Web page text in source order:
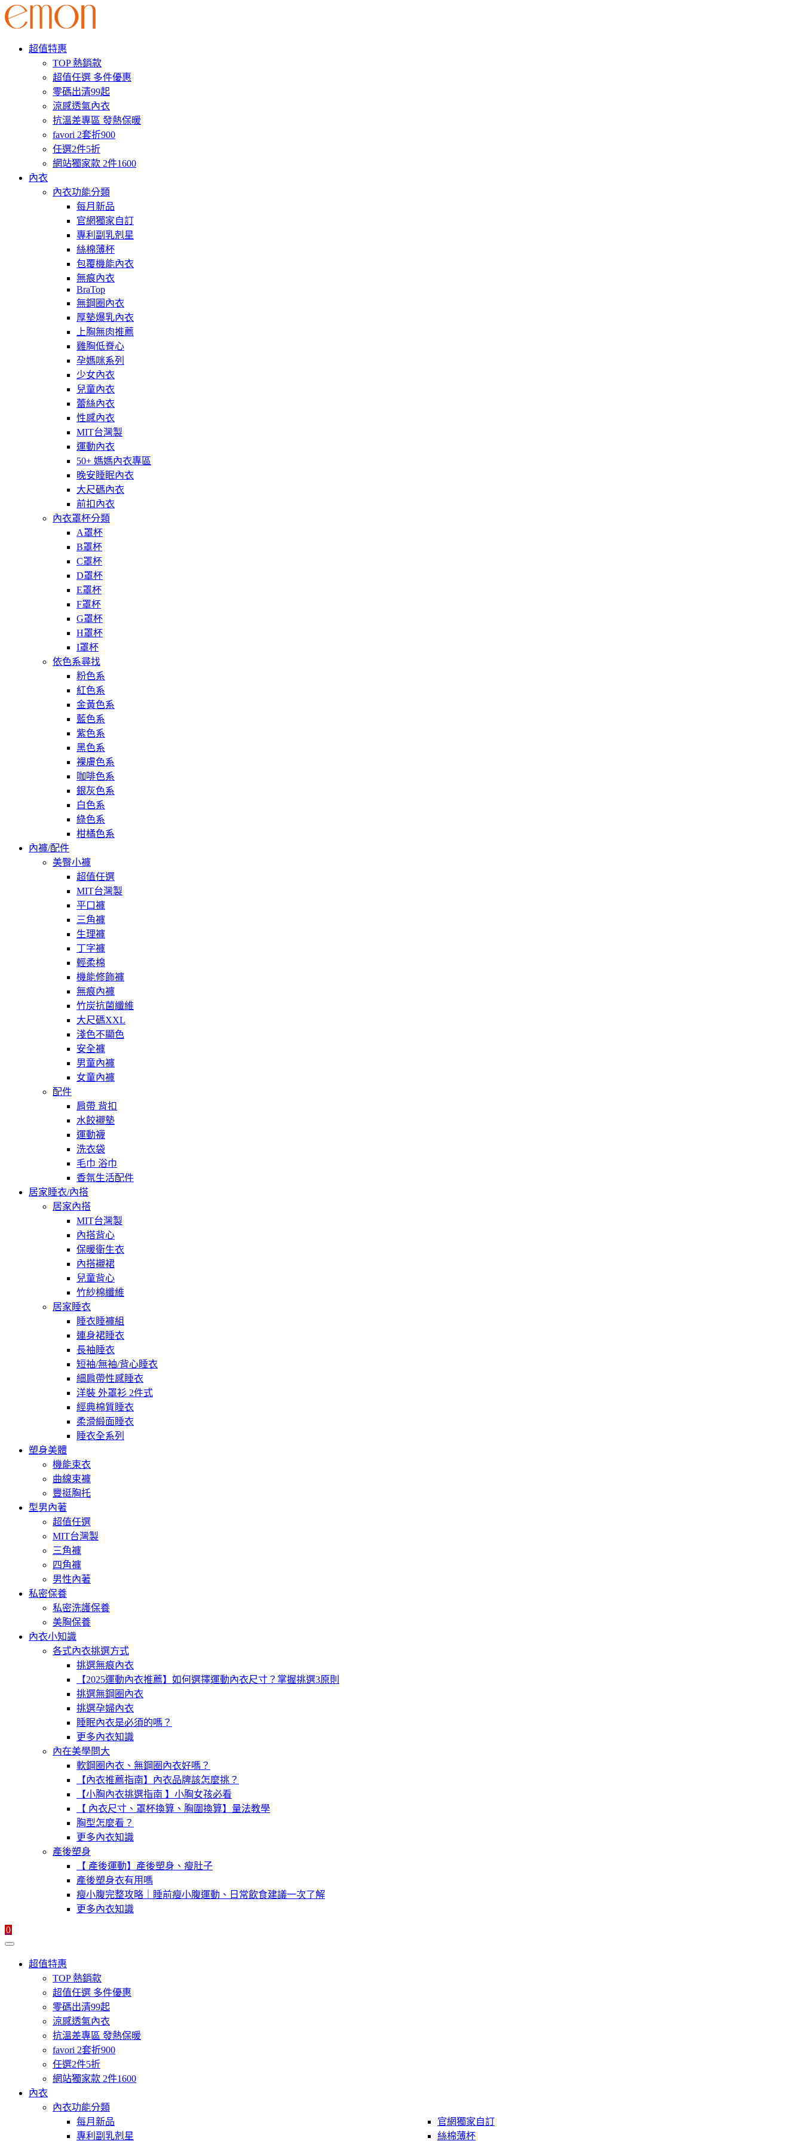
超值特惠
TOP 熱銷款
超值任選 多件優惠
零碼出清99起
涼感透氣內衣
抗溫差專區 發熱保暖
favori 2套折900
任選2件5折
網站獨家款 2件1600
內衣
內衣功能分類
每月新品
官網獨家自訂
專利副乳剋星
絲棉薄杯
包覆機能內衣
無痕內衣
BraTop
無鋼圈內衣
厚墊爆乳內衣
上胸無肉推薦
雞胸低脊心
孕媽咪系列
少女內衣
兒童內衣
蕾絲內衣
性感內衣
MIT台灣製
運動內衣
50+ 媽媽內衣專區
晚安睡眠內衣
大尺碼內衣
前扣內衣
內衣罩杯分類
A罩杯
B罩杯
C罩杯
D罩杯
E罩杯
F罩杯
G罩杯
H罩杯
I罩杯
依色系尋找
粉色系
紅色系
金黃色系
藍色系
紫色系
黑色系
裸膚色系
咖啡色系
銀灰色系
白色系
綠色系
柑橘色系
內褲/配件
美臀小褲
超值任選
MIT台灣製
平口褲
三角褲
生理褲
丁字褲
輕柔棉
機能修飾褲
無痕內褲
竹炭抗菌纖維
大尺碼XXL
淺色不顯色
安全褲
男童內褲
女童內褲
配件
肩帶 背扣
水餃襯墊
運動襪
洗衣袋
毛巾 浴巾
香氛生活配件
居家睡衣/內搭
居家內搭
MIT台灣製
內搭背心
保暖衛生衣
內搭襯裙
兒童背心
竹紗棉纖維
居家睡衣
睡衣睡褲組
連身裙睡衣
長袖睡衣
短袖/無袖/背心睡衣
細肩帶性感睡衣
洋裝 外罩衫 2件式
經典棉質睡衣
柔滑緞面睡衣
睡衣全系列
塑身美體
機能束衣
曲線束褲
豐挺胸托
型男內著
超值任選
MIT台灣製
三角褲
四角褲
男性內著
私密保養
私密洗護保養
美胸保養
內衣小知識
各式內衣挑選方式
挑選無痕內衣
【2025運動內衣推薦】如何選擇運動內衣尺寸？掌握挑選3原則
挑選無鋼圈內衣
挑選孕婦內衣
睡眠內衣是必須的嗎？
更多內衣知識
內在美學問大
軟鋼圈內衣、無鋼圈內衣好嗎？
【內衣推薦指南】內衣品牌該怎麼挑？
【小胸內衣挑選指南 】小胸女孩必看
【 內衣尺寸、罩杯換算、胸圍換算】量法教學
胸型怎麼看？
更多內衣知識
產後塑身
【 產後運動】產後塑身、瘦肚子
產後塑身衣有用嗎
瘦小腹完整攻略｜睡前瘦小腹運動、日常飲食建議一次了解
更多內衣知識
0
超值特惠
TOP 熱銷款
超值任選 多件優惠
零碼出清99起
涼感透氣內衣
抗溫差專區 發熱保暖
favori 2套折900
任選2件5折
網站獨家款 2件1600
內衣
內衣功能分類
每月新品
官網獨家自訂
專利副乳剋星
絲棉薄杯